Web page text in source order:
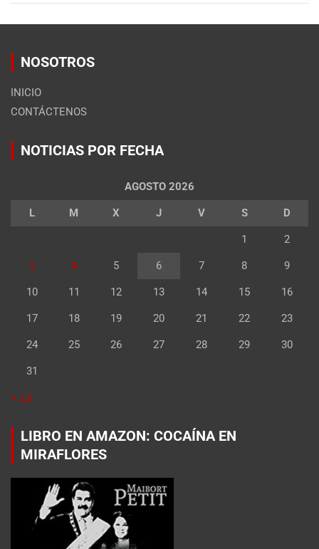
NOSOTROS
INICIO
CONTÁCTENOS
NOTICIAS POR FECHA
AGOSTO 2026
L M X J V S D
1 2
3 4 5 6 7 8 9
10 11 12 13 14 15 16
17 18 19 20 21 22 23
24 25 26 27 28 29 30
31
« Jul
LIBRO EN AMAZON: COCAÍNA EN
MIRAFLORES